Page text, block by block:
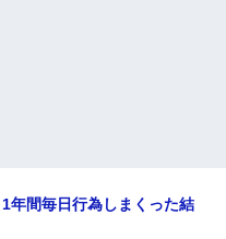
年間毎日行為しまくった結